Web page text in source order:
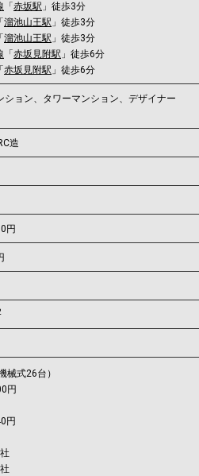
「 赤坂駅 」徒歩3分
「 溜池山王駅 」徒歩3分
「 溜池山王駅 」徒歩3分
「 赤坂見附駅 」徒歩6分
「 赤坂見附駅 」徒歩6分
ション、タワーマンション、デザイナー
造
円
式26台）
円